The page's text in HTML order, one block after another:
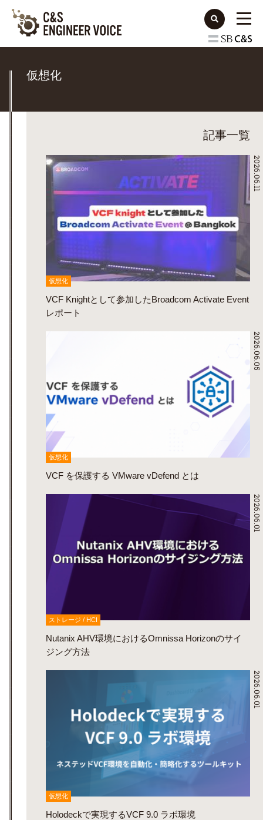
仮想化
記事一覧
2026.06.11
仮想化
VCF Knightとして参加したBroadcom Activate Event
レポート
2026.06.05
仮想化
VCF を保護する VMware vDefend とは
2026.06.01
ストレージ / HCI
Nutanix AHV環境におけるOmnissa Horizonのサイ
ジング方法
2026.06.01
仮想化
Holodeckで実現するVCF 9.0 ラボ環境